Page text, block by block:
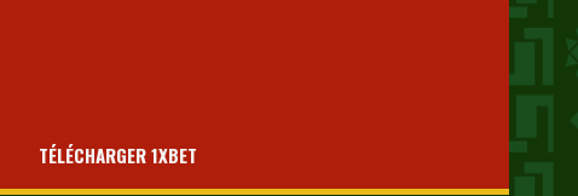
TÉLÉCHARGER 1XBET